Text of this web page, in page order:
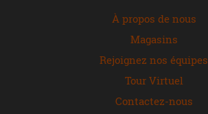
À propos de nous
Magasins
Rejoignez nos équipes
Tour Virtuel
Contactez-nous